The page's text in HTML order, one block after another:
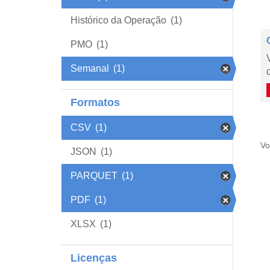
Histórico da Operação (1)
PMO (1)
Semanal (1)
Formatos
CSV (1)
JSON (1)
PARQUET (1)
PDF (1)
XLSX (1)
Licenças